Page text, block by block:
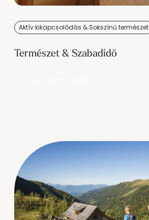
--
Aktív kikapcsolódás & Sokszínű természet
Természet & Szabadidő